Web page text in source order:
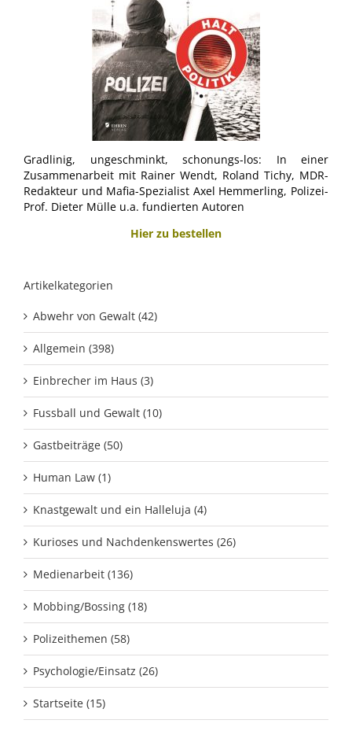
Gradlinig, ungeschminkt, schonungs-los: In einer
Zusammenarbeit mit Rainer Wendt, Roland Tichy, MDR-
Redakteur und Mafia-Spezialist Axel Hemmerling, Polizei-
Prof. Dieter Mülle u.a. fundierten Autoren
Hier zu bestellen
Artikelkategorien
Abwehr von Gewalt (42)
Allgemein (398)
Einbrecher im Haus (3)
Fussball und Gewalt (10)
Gastbeiträge (50)
Human Law (1)
Knastgewalt und ein Halleluja (4)
Kurioses und Nachdenkenswertes (26)
Medienarbeit (136)
Mobbing/Bossing (18)
Polizeithemen (58)
Psychologie/Einsatz (26)
Startseite (15)